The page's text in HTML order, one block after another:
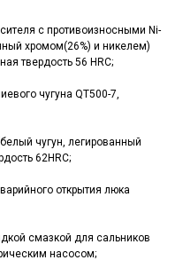
с противоизносными Ni-
хромом(26%) и никелем)
твердость 56 HRC;
чугуна QT500-7,
чугун, легированный
62HRC;
открытия люка
смазкой для сальников
насосом;